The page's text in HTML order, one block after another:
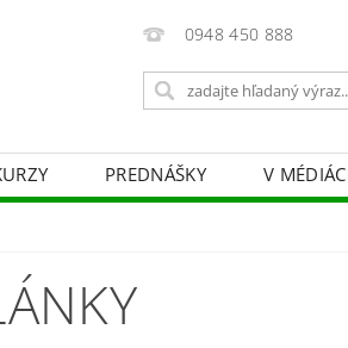
0948 450 888
PREDNÁŠKY V